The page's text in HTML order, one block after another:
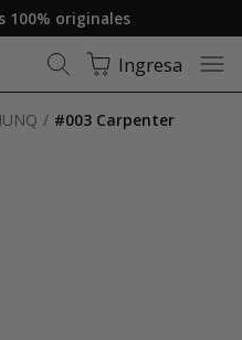
100% originales
Ingresa
#003 Carpenter